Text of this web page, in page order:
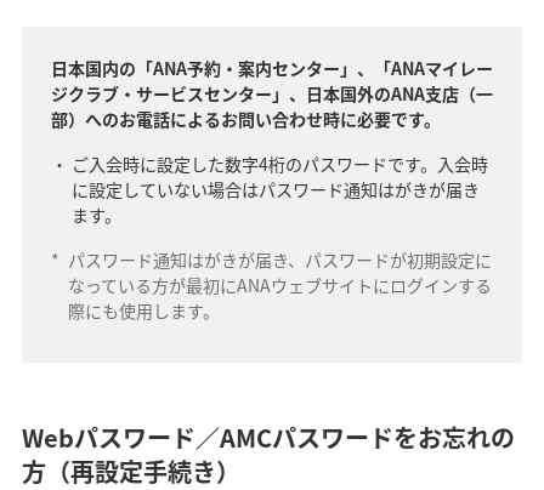
日本国内の「ANA予約・案内センター」、「ANAマイレー
ジクラブ・サービスセンター」、日本国外のANA支店（一
部）へのお電話によるお問い合わせ時に必要です。
ご入会時に設定した数字4桁のパスワードです。入会時
に設定していない場合はパスワード通知はがきが届き
ます。
* パスワード通知はがきが届き、パスワードが初期設定に
なっている方が最初にANAウェブサイトにログインする
際にも使用します。
Webパスワード／AMCパスワードをお忘れの
方（再設定手続き）